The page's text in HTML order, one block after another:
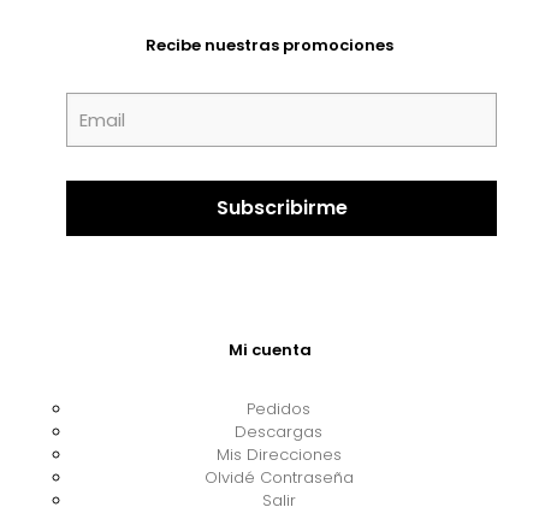
Recibe nuestras promociones
Mi cuenta
Pedidos
Descargas
Mis Direcciones
Olvidé Contraseña
Salir